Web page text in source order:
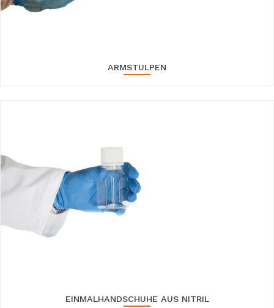
ARMSTULPEN
EINMALHANDSCHUHE AUS NITRIL